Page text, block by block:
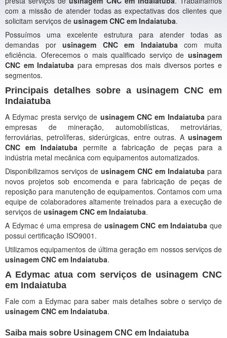
com a missão de atender todas as expectativas dos clientes que
solicitam serviços de usinagem CNC em Indaiatuba.
Possuímos uma excelente estrutura para atender todas as
demandas porusinagem CNC em Indaiatubacom muita
eficiência. Oferecemos o mais qualificado serviço de usinagem
CNC em Indaiatuba para empresas dos mais diversos portes e
segmentos.
Principais detalhes sobre a usinagem CNC em
Indaiatuba
A Edymac presta serviço de usinagem CNC em Indaiatubapara
empresas de mineração, automobilísticas, metroviárias,
ferroviárias, petrolíferas, siderúrgicas, entre outras. A usinagem
CNC em Indaiatuba permite a fabricação de peças para a
indústria metal mecânica com equipamentos automatizados.
Disponibilizamos serviços de usinagem CNC em Indaiatuba para
novos projetos sob encomenda e para fabricação de peças de
reposição para manutenção de equipamentos. Contamos com uma
equipe de colaboradores altamente treinados para a execução de
serviços de usinagem CNC em Indaiatuba.
A Edymac é uma empresa de usinagem CNC em Indaiatuba que
possui certificação ISO9001.
Utilizamos equipamentos de última geração em nossos serviços de
usinagem CNC em Indaiatuba.
A Edymac atua com serviços de usinagem CNC
em Indaiatuba
Fale com a Edymac para saber mais detalhes sobre o serviço de
usinagem CNC em Indaiatuba.
Saiba mais sobre Usinagem CNC em Indaiatuba